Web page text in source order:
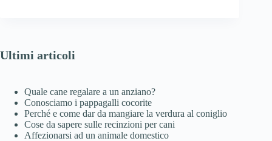
Ultimi articoli
Quale cane regalare a un anziano?
Conosciamo i pappagalli cocorite
Perché e come dar da mangiare la verdura al coniglio
Cose da sapere sulle recinzioni per cani
Affezionarsi ad un animale domestico